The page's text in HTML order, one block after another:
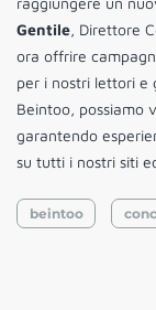
Gentile, Direttore
ora offrire
per i nostri lettori e
Beintoo, possiamo
garantendo
su tutti i nostri siti
beintoo